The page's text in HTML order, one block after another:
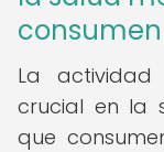
La
crucial en la
que